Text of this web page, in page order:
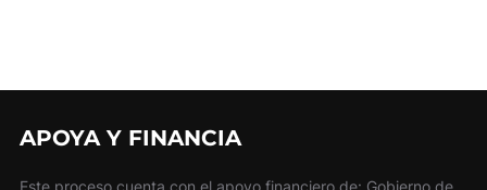
APOYA Y FINANCIA
Este proceso cuenta con el apoyo financiero de: Gobierno de